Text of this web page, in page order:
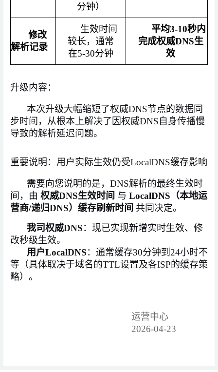
分钟）
修改
解析记录
生效时间
较长，通常
在5-30分钟
平均3-10秒内
完成权威DNS生
效
升级内容：
本次升级大幅缩短了权威DNS节点的数据同
步时间，从根本上解决了因权威DNS自身传播慢
导致的解析延迟问题。
重要说明：用户实际生效仍受LocalDNS缓存影响
需要向您说明的是， DNS解析的最终生效时
间，由 权威DNS生效时间 与 LocalDNS（本地运
营商/递归DNS）缓存刷新时间 共同决定。
我司权威DNS：现已实现新增实时生效、修
改秒级生效。
用户LocalDNS：通常缓存30分钟到24小时不
等（具体取决于域名的TTL设置及各ISP的缓存策
略）。
运营中心
2026-04-23